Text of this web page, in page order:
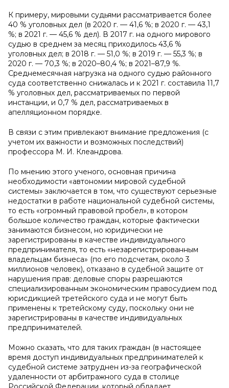
К примеру, мировыми судьями рассматривается более
40 % уголовных дел (в 2020 г. — 41,6 %; в 2020 г. — 43,1
%; в 2021 г. — 45,6 % дел). В 2017 г. на одного мирового
судью в среднем за месяц приходилось 43,6 %
уголовных дел; в 2018 г. — 51,0 %; в 2019 г. — 55,3 %; в
2020 г. — 70,3 %; в 2020–80,4 %; в 2021–87,9 %.
Среднемесячная нагрузка на одного судью районного
суда соответственно снижалась и к 2021 г. составила 11,7
% уголовных дел, рассматриваемых по первой
инстанции, и 0,7 % дел, рассматриваемых в
апелляционном порядке.
В связи с этим привлекают внимание предложения (с
учетом их важности и возможных последствий)
профессора М. И. Клеандрова.
По мнению этого ученого, основная причина
необходимости «автономии мировой судебной
системы» заключается в том, что существуют серьезные
недостатки в работе национальной судебной системы,
то есть «огромный правовой пробел», в котором
большое количество граждан, которые фактически
занимаются бизнесом, но юридически не
зарегистрированы в качестве индивидуального
предпринимателя, то есть «незарегистрированным
владельцам бизнеса» (по его подсчетам, около 3
миллионов человек), отказано в судебной защите от
нарушения прав: деловые споры разрешаются
специализированным экономическим правосудием под
юрисдикцией третейского суда и не могут быть
применены к третейскому суду, поскольку они не
зарегистрированы в качестве индивидуальных
предпринимателей.
Можно сказать, что для таких граждан (в настоящее
время доступ индивидуальных предпринимателей к
судебной системе затруднен из-за географической
удаленности от арбитражного суда в столице